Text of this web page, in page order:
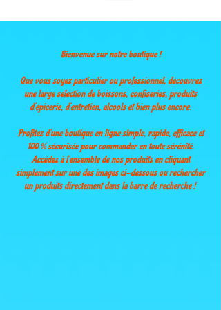
Bienvenue sur notre boutique !
Que vous soyez particulier ou professionnel, découvrez
une large sélection de boissons, confiseries, produits
d’épicerie, d’entretien, alcools et bien plus encore.
Profitez d’une boutique en ligne simple, rapide, efficace et
100 % sécurisée pour commander en toute sérénité.
Accédez à l’ensemble de nos produits en cliquant
simplement sur une des images ci-dessous ou rechercher
un produits directement dans la barre de recherche !